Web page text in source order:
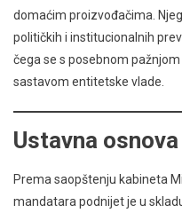
domaćim proizvođačima.
političkih i institucionalnih
čega se s posebnom
sastavom entitetske vlade.
Ustavna
Prema saopštenju kabineta
mandatara podnijet je u